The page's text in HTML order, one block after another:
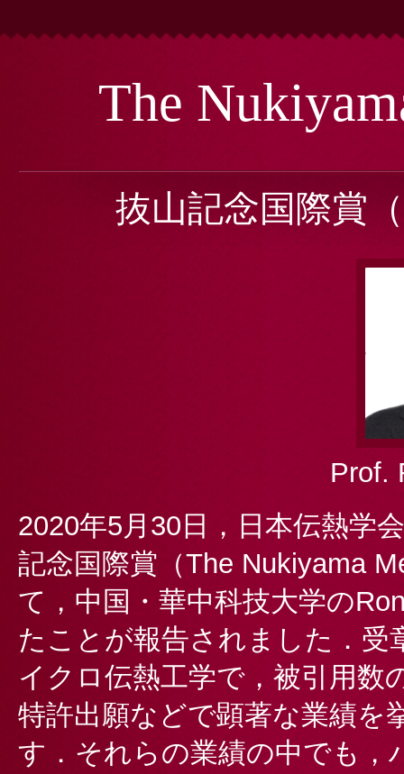
The
抜山記念国際賞
Prof.
2020年5月30日，日本伝熱学
記念国際賞（The Nukiyama
て，中国・華中科技大学の
たことが報告されました．受
イクロ伝熱工学で，被引用数
特許出願などで顕著な業績を
す．それらの業績の中でも，